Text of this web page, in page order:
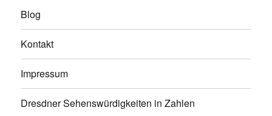
Blog
Kontakt
Impressum
Dresdner Sehenswürdigkeiten in Zahlen